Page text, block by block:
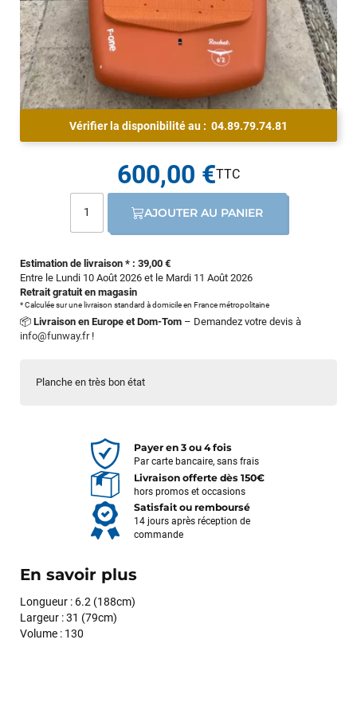
Planche en très bon état
Vérifier la disponibilité au : 04.89.79.74.81
Estimation de livraison * : 39,00 €
Entre le Lundi 10 Août 2026 et le Mardi 11 Août 2026
Retrait gratuit en magasin
* Calculée sur une livraison standard à domicile en France métropolitaine
📦 Livraison en Europe et Dom-Tom – Demandez votre devis à
info@funway.fr!
600,00 €
AJOUTER AU PANIER
Payer en 3 ou 4 fois
Par carte bancaire, sans frais
Livraison offerte dès 150€
hors promos et occasions
Satisfait ou remboursé
14 jours après réception de
commande
En savoir plus
Longueur : 6.2 (188cm)
Largeur : 31 (79cm)
Volume : 130